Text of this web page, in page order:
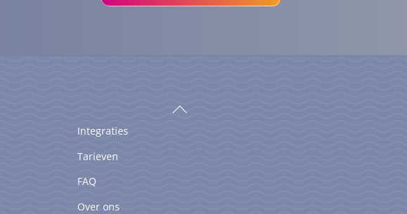
Back
Integraties
Tarieven
FAQ
Over ons